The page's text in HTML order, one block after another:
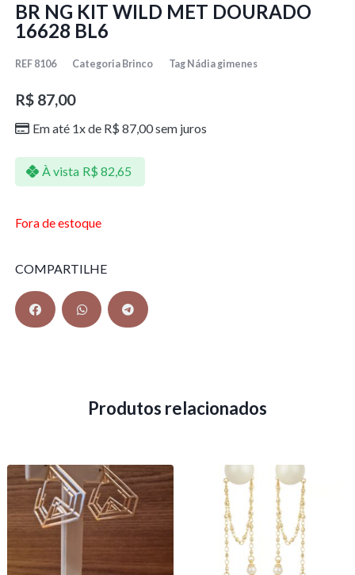
BR NG KIT WILD MET DOURADO
16628 BL6
REF 8106 Categoria Brinco Tag Nádia gimenes
R$87,00
Em até 1x de R$ 87,00sem juros
À vista R$ 82,65
Fora de estoque
COMPARTILHE
Produtos relacionados